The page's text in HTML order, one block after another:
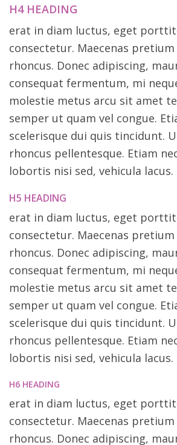
H4 HEADING
erat in diam luctus, eget
consectetur. Maecenas
rhoncus. Donec adipiscing,
consequat fermentum, mi
molestie metus arcu sit amet
semper ut quam vel congue.
scelerisque dui quis tincidunt.
rhoncus pellentesque. Etiam
lobortis nisi sed, vehicula lacus.
H5 HEADING
erat in diam luctus, eget
consectetur. Maecenas
rhoncus. Donec adipiscing,
consequat fermentum, mi
molestie metus arcu sit amet
semper ut quam vel congue.
scelerisque dui quis tincidunt.
rhoncus pellentesque. Etiam
lobortis nisi sed, vehicula lacus.
H6 HEADING
erat in diam luctus, eget
consectetur. Maecenas
rhoncus. Donec adipiscing,